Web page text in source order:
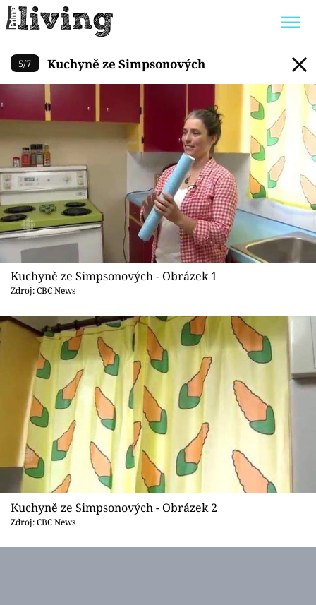
Trendy: JAK UŠETŘIT
POKOJOVÉ KVĚTINY
BYDLENÍ SLAVNÝCH
Témata
Bydlení
Zahrada
Design
Sledujte prima+
Přihlášení
Sledujte nás
Kuchyně ze Simpsonových
5/7 Kuchyně ze Simpsonových
Kuchyně ze Simpsonových - Obrázek 1
Zdroj: CBC News
Kuchyně ze Simpsonových - Obrázek 2
Zdroj: CBC News